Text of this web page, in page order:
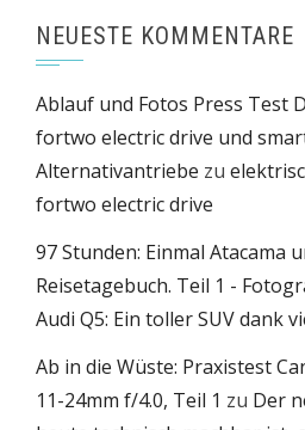
NEUESTE KOMMENTARE
Ablauf und Fotos Press Test
fortwo electric drive und
Alternativantriebe zu
fortwo electric drive
97 Stunden: Einmal Atacama
Reisetagebuch. Teil 1 -
Audi Q5: Ein toller SUV dank
Ab in die Wüste: Praxistest
11-24mm f/4.0, Teil 1 zu Der